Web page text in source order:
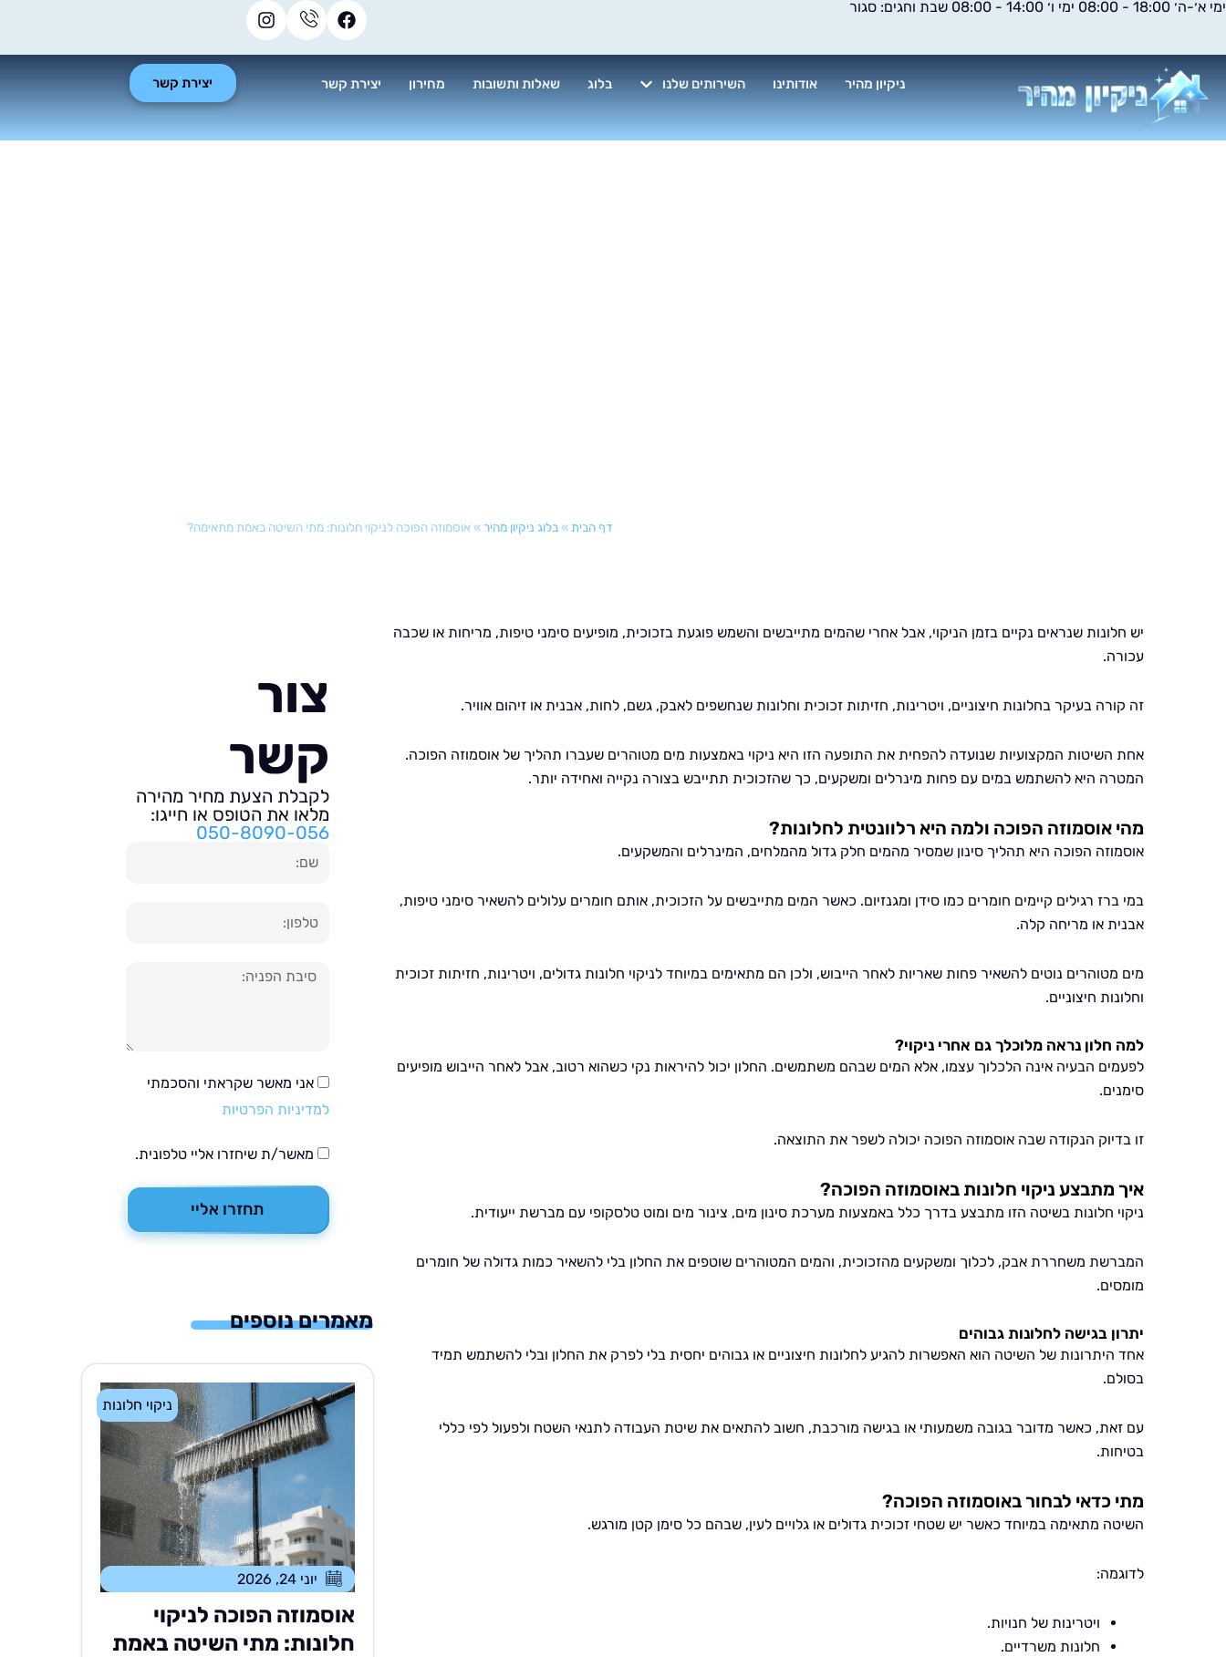
דילוג
ימי א׳-ה׳ 18:00 - 08:00 ימי ו׳ 14:00 - 08:00 שבת וחגים: סגור
ניקיון מהיר אודותינו השירותים שלנו בלוג שאלות ותשובות מחירון יצירת קשר יצירת קשר
דף הבית »בלוג ניקיון מהיר» אוסמוזה הפוכה לניקוי חלונות: מתי השיטה באמת מתאימה?
יש חלונות שנראים נקיים בזמן הניקוי, אבל אחרי שהמים מתייבשים והשמש פוגעת בזכוכית, מופיעים סימני טיפות, מריחות או שכבה
עכורה.
זה קורה בעיקר בחלונות חיצוניים, ויטרינות, חזיתות זכוכית וחלונות שנחשפים לאבק, גשם, לחות, אבנית או זיהום אוויר.
אחת השיטות המקצועיות שנועדה להפחית את התופעה הזו היא ניקוי באמצעות מים מטוהרים שעברו תהליך של אוסמוזה הפוכה.
המטרה היא להשתמש במים עם פחות מינרלים ומשקעים, כך שהזכוכית תתייבש בצורה נקייה ואחידה יותר.
מהי אוסמוזה הפוכה ולמה היא רלוונטית לחלונות?
אוסמוזה הפוכה היא תהליך סינון שמסיר מהמים חלק גדול מהמלחים, המינרלים והמשקעים.
במי ברז רגילים קיימים חומרים כמו סידן ומגנזיום. כאשר המים מתייבשים על הזכוכית, אותם חומרים עלולים להשאיר סימני טיפות,
אבנית או מריחה קלה.
מים מטוהרים נוטים להשאיר פחות שאריות לאחר הייבוש, ולכן הם מתאימים במיוחד לניקוי חלונות גדולים, ויטרינות, חזיתות זכוכית
וחלונות חיצוניים.
למה חלון נראה מלוכלך גם אחרי ניקוי?
לפעמים הבעיה אינה הלכלוך עצמו, אלא המים שבהם משתמשים. החלון יכול להיראות נקי כשהוא רטוב, אבל לאחר הייבוש מופיעים
סימנים.
זו בדיוק הנקודה שבה אוסמוזה הפוכה יכולה לשפר את התוצאה.
איך מתבצע ניקוי חלונות באוסמוזה הפוכה?
ניקוי חלונות בשיטה הזו מתבצע בדרך כלל באמצעות מערכת סינון מים, צינור מים ומוט טלסקופי עם מברשת ייעודית.
המברשת משחררת אבק, לכלוך ומשקעים מהזכוכית, והמים המטוהרים שוטפים את החלון בלי להשאיר כמות גדולה של חומרים
מומסים.
יתרון בגישה לחלונות גבוהים
אחד היתרונות של השיטה הוא האפשרות להגיע לחלונות חיצוניים או גבוהים יחסית בלי לפרק את החלון ובלי להשתמש תמיד
בסולם.
עם זאת, כאשר מדובר בגובה משמעותי או בגישה מורכבת, חשוב להתאים את שיטת העבודה לתנאי השטח ולפעול לפי כללי
בטיחות.
מתי כדאי לבחור באוסמוזה הפוכה?
השיטה מתאימה במיוחד כאשר יש שטחי זכוכית גדולים או גלויים לעין, שבהם כל סימן קטן מורגש.
לדוגמה:
ויטרינות של חנויות.
חלונות משרדיים.
צור
קשר
לקבלת הצעת מחיר מהירה
מלאו את הטופס או חייגו:
050-8090-056
טלפון
הודעה
אני מאשר שקראתי והסכמתי
למדיניות הפרטיות
מאשר/ת שיחזרו אליי טלפונית.
תחזרו אליי
מאמרים נוספים
ניקוי חלונות
יוני 24, 2026
אוסמוזה הפוכה לניקוי
חלונות: מתי השיטה באמת